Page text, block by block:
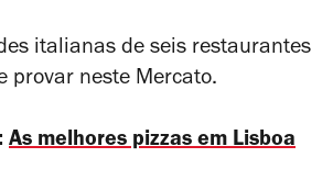
italianas de seis restaurantes
provar neste Mercato.
As melhores pizzas em Lisboa